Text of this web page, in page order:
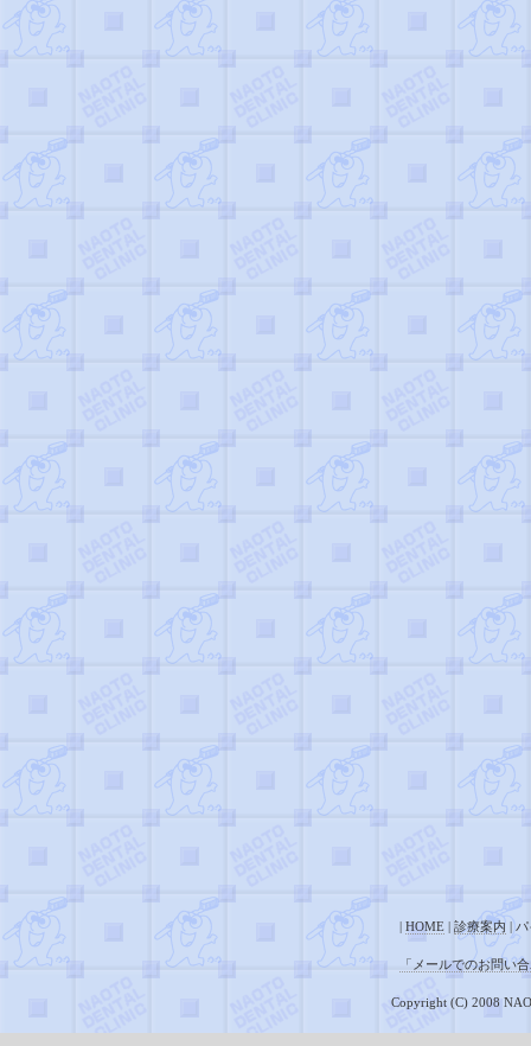
| HOME| 診療案内| パ
「メールでのお問い
Copyright (C) 2008